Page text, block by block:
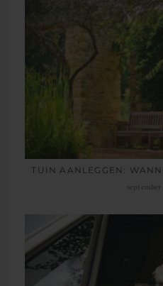
TUIN AANLEGGEN:
september